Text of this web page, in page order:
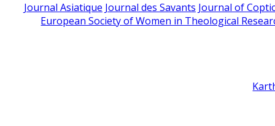
Journal Asiatique Journal des Savants Journal of
European Society of Women in Theological